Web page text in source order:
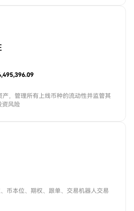
产，管理所有上线币种的流动性并监管其
资风险
币本位、期权、跟单、交易机器人交易